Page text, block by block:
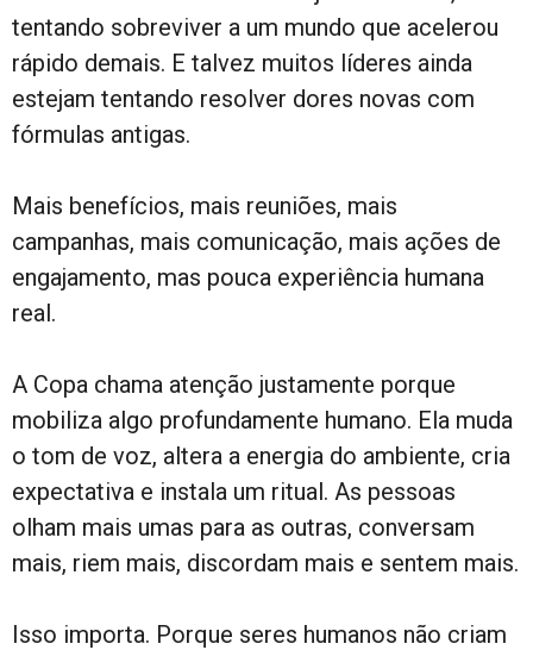
tentando sobreviver a um mundo que acelerou
rápido demais. E talvez muitos líderes ainda
estejam tentando resolver dores novas com
fórmulas antigas.
Mais benefícios, mais reuniões, mais
campanhas, mais comunicação, mais ações de
engajamento, mas pouca experiência humana
real.
A Copa chama atenção justamente porque
mobiliza algo profundamente humano. Ela muda
o tom de voz, altera a energia do ambiente, cria
expectativa e instala um ritual. As pessoas
olham mais umas para as outras, conversam
mais, riem mais, discordam mais e sentem mais.
Isso importa. Porque seres humanos não criam